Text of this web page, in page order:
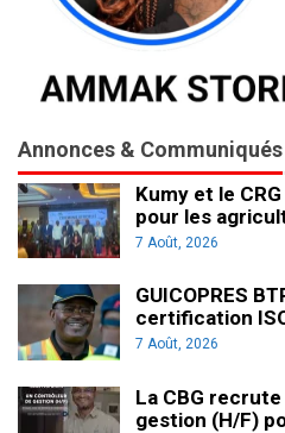
Annonces & Communiqués
Kumy et le
pour les
7 Août, 2026
GUICOPRES
certification
7 Août, 2026
La CBG
gestion (H/F)